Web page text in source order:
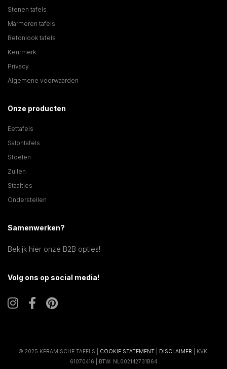
Stenen tafels
Marmeren tafels
Betonlook tafels
Keurmerk
Privacy
Algemene voorwaarden
Onze producten
Eettafels
Salontafels
Stoelen
Zuilen
Staaltjes
Onderstellen
Samenwerken?
Bekijk hier onze B2B opties!
Volg ons op social media!
© 2025 KERAMISCHE TAFELS | COOKIE STATEMENT DISCLAIMER | KVK:
61070416 | BTW: NL002142731B64